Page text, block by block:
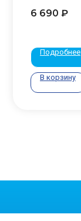
6 690 ₽
Подробнее
В корзину